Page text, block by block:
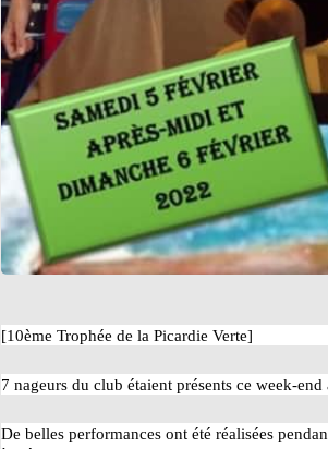
[10ème Trophée de la Picardie Verte]
7 nageurs du club étaient présents ce week-
De belles performances ont été réalisées